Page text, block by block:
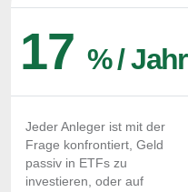
17 % / Jahr
Jeder Anleger ist mit der
Frage konfrontiert, Geld
passiv in ETFs zu
investieren, oder auf